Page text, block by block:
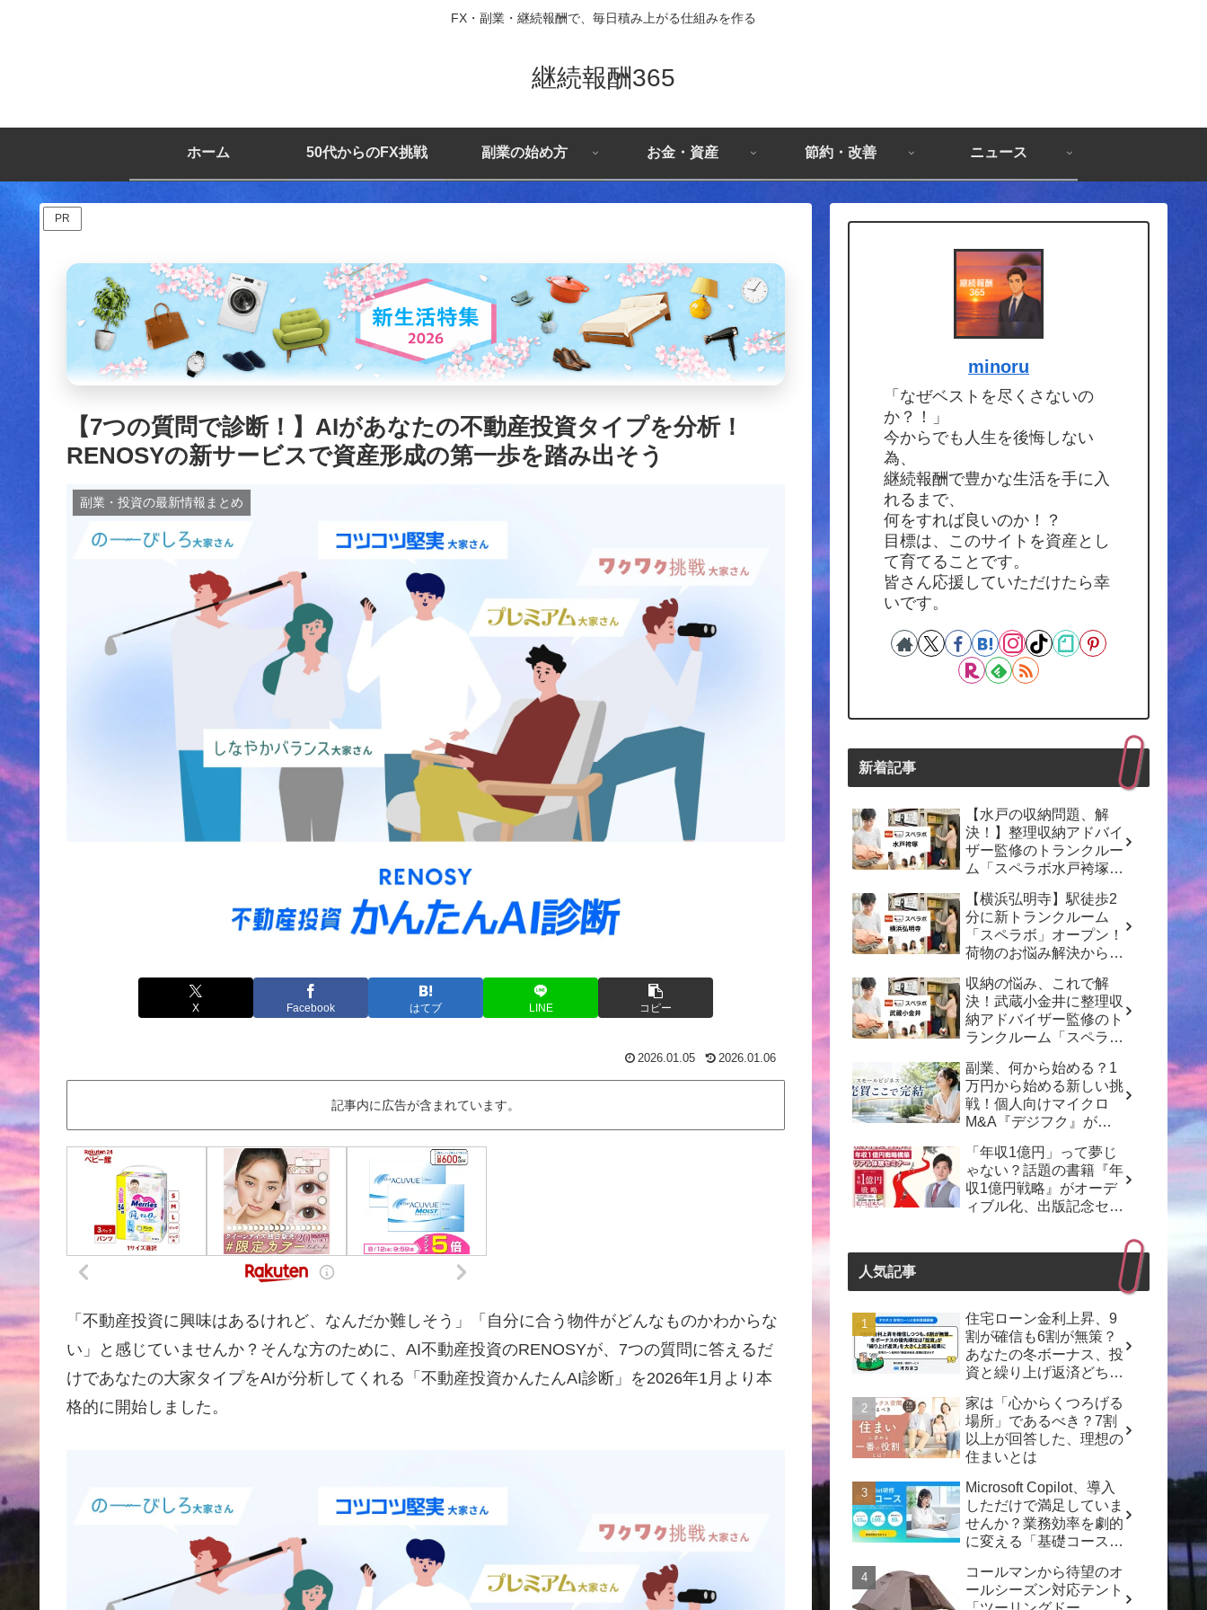
FX・副業・継続報酬で、毎日積み上がる仕組みを作る
継続報酬365
ホーム 50代からのFX挑戦 副業の始め方 お金・資産 節約・改善 ニュース
PR
【7つの質問で診断！】AIがあなたの不動産投資タイプを分析！
RENOSYの新サービスで資産形成の第一歩を踏み出そう
副業・投資の最新情報まとめ
X Facebook はてブ LINE コピー
2026.01.05 2026.01.06
記事内に広告が含まれています。
「不動産投資に興味はあるけれど、なんだか難しそう」「自分に合う物件がどんなものかわからな
い」と感じていませんか？そんな方のために、AI不動産投資のRENOSYが、7つの質問に答えるだ
けであなたの大家タイプをAIが分析してくれる「不動産投資かんたんAI診断」を2026年1月より本
格的に開始しました。
minoru
「なぜベストを尽くさないの
か？！」
今からでも人生を後悔しない
為、
継続報酬で豊かな生活を手に入
れるまで、
何をすれば良いのか！？
目標は、このサイトを資産とし
て育てることです。
皆さん応援していただけたら幸
いです。
新着記事
【水戸の収納問題、解
決！】整理収納アドバイ
ザー監修のトランクルー
ム「スペラボ水戸袴塚
【横浜弘明寺】駅徒歩2
分に新トランクルーム
「スペラボ」オープン！
荷物のお悩み解決から賢
収納の悩み、これで解
決！武蔵小金井に整理収
納アドバイザー監修のト
ランクルーム「スペラ
副業、何から始める？1
万円から始める新しい挑
戦！個人向けマイクロ
M&A『デジフク』が正
「年収1億円」って夢じ
ゃない？話題の書籍『年
収1億円戦略』がオーデ
ィブル化、出版記念セミ
人気記事
住宅ローン金利上昇、9
割が確信も6割が無策？
あなたの冬ボーナス、投
資と繰り上げ返済どちら
家は「心からくつろげる
場所」であるべき？7割
以上が回答した、理想の
住まいとは
Microsoft Copilot、導入
しただけで満足していま
せんか？業務効率を劇的
に変える「基礎コース」
よう！
コールマンから待望のオ
ールシーズン対応テント